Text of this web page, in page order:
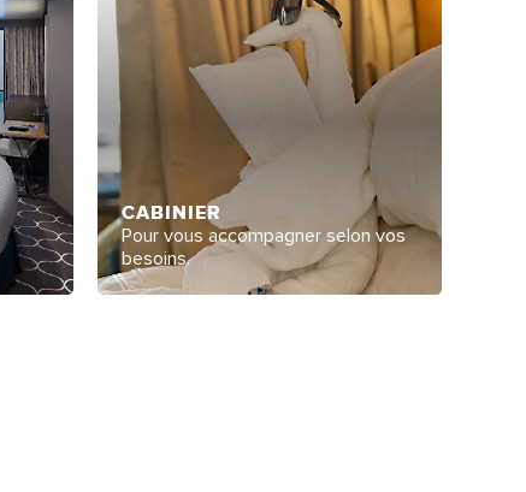
CABINIER
Pour vous accompagner selon vos
besoins.